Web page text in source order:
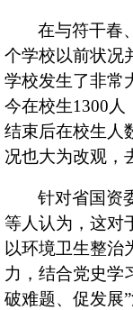
在与符干春
个学校以前状况
学校发生了非常
今在校生1300 人
结束后在校生人
况也大为改观，
针对省国资
等人认为，这对
以环境卫生整治
力，结合党史学
破难题、促发展